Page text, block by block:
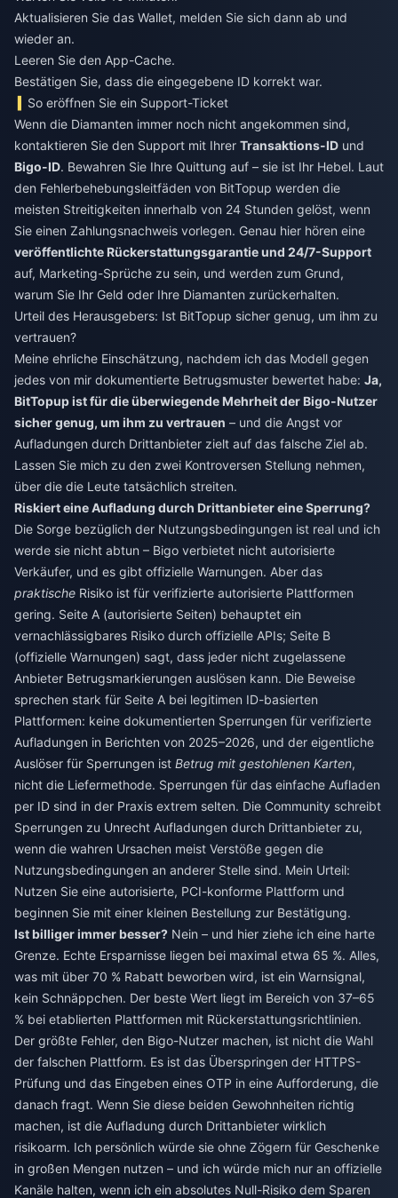
Aktualisieren Sie das Wallet, melden Sie sich dann ab und
wieder an.
Leeren Sie den App-Cache.
Bestätigen Sie, dass die eingegebene ID korrekt war.
So eröffnen Sie ein Support-Ticket
Wenn die Diamanten immer noch nicht angekommen sind,
kontaktieren Sie den Support mit Ihrer Transaktions-ID und
Bigo-ID. Bewahren Sie Ihre Quittung auf – sie ist Ihr Hebel. Laut
den Fehlerbehebungsleitfäden von BitTopup werden die
meisten Streitigkeiten innerhalb von 24 Stunden gelöst, wenn
Sie einen Zahlungsnachweis vorlegen. Genau hier hören eine
veröffentlichte Rückerstattungsgarantie und 24/7-Support
auf, Marketing-Sprüche zu sein, und werden zum Grund,
warum Sie Ihr Geld oder Ihre Diamanten zurückerhalten.
Urteil des Herausgebers: Ist BitTopup sicher genug, um ihm zu
vertrauen?
Meine ehrliche Einschätzung, nachdem ich das Modell gegen
jedes von mir dokumentierte Betrugsmuster bewertet habe: Ja,
BitTopup ist für die überwiegende Mehrheit der Bigo-Nutzer
sicher genug, um ihm zu vertrauen – und die Angst vor
Aufladungen durch Drittanbieter zielt auf das falsche Ziel ab.
Lassen Sie mich zu den zwei Kontroversen Stellung nehmen,
über die die Leute tatsächlich streiten.
Riskiert eine Aufladung durch Drittanbieter eine Sperrung?
Die Sorge bezüglich der Nutzungsbedingungen ist real und ich
werde sie nicht abtun – Bigo verbietet nicht autorisierte
Verkäufer, und es gibt offizielle Warnungen. Aber das
praktische Risiko ist für verifizierte autorisierte Plattformen
gering. Seite A (autorisierte Seiten) behauptet ein
vernachlässigbares Risiko durch offizielle APIs; Seite B
(offizielle Warnungen) sagt, dass jeder nicht zugelassene
Anbieter Betrugsmarkierungen auslösen kann. Die Beweise
sprechen stark für Seite A bei legitimen ID-basierten
Plattformen: keine dokumentierten Sperrungen für verifizierte
Aufladungen in Berichten von 2025–2026, und der eigentliche
Auslöser für Sperrungen ist Betrug mit gestohlenen Karten,
nicht die Liefermethode. Sperrungen für das einfache Aufladen
per ID sind in der Praxis extrem selten. Die Community schreibt
Sperrungen zu Unrecht Aufladungen durch Drittanbieter zu,
wenn die wahren Ursachen meist Verstöße gegen die
Nutzungsbedingungen an anderer Stelle sind. Mein Urteil:
Nutzen Sie eine autorisierte, PCI-konforme Plattform und
beginnen Sie mit einer kleinen Bestellung zur Bestätigung.
Ist billiger immer besser? Nein – und hier ziehe ich eine harte
Grenze. Echte Ersparnisse liegen bei maximal etwa 65 %. Alles,
was mit über 70 % Rabatt beworben wird, ist ein Warnsignal,
kein Schnäppchen. Der beste Wert liegt im Bereich von 37–65
% bei etablierten Plattformen mit Rückerstattungsrichtlinien.
Der größte Fehler, den Bigo-Nutzer machen, ist nicht die Wahl
der falschen Plattform. Es ist das Überspringen der HTTPS-
Prüfung und das Eingeben eines OTP in eine Aufforderung, die
danach fragt. Wenn Sie diese beiden Gewohnheiten richtig
machen, ist die Aufladung durch Drittanbieter wirklich
risikoarm. Ich persönlich würde sie ohne Zögern für Geschenke
in großen Mengen nutzen – und ich würde mich nur an offizielle
Kanäle halten, wenn ich ein absolutes Null-Risiko dem Sparen